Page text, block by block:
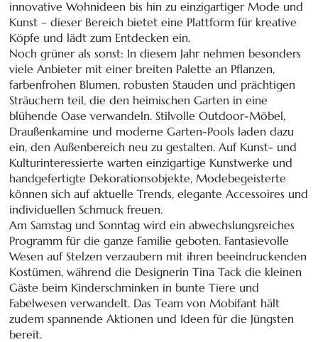
innovative Wohnideen bis hin zu einzigartiger Mode und
Kunst – dieser Bereich bietet eine Plattform für kreative
Köpfe und lädt zum Entdecken ein.
Noch grüner als sonst: In diesem Jahr nehmen besonders
viele Anbieter mit einer breiten Palette an Pflanzen,
farbenfrohen Blumen, robusten Stauden und prächtigen
Sträuchern teil, die den heimischen Garten in eine
blühende Oase verwandeln. Stilvolle Outdoor-Möbel,
Draußenkamine und moderne Garten-Pools laden dazu
ein, den Außenbereich neu zu gestalten. Auf Kunst- und
Kulturinteressierte warten einzigartige Kunstwerke und
handgefertigte Dekorationsobjekte, Modebegeisterte
können sich auf aktuelle Trends, elegante Accessoires und
individuellen Schmuck freuen.
Am Samstag und Sonntag wird ein abwechslungsreiches
Programm für die ganze Familie geboten. Fantasievolle
Wesen auf Stelzen verzaubern mit ihren beeindruckenden
Kostümen, während die Designerin Tina Tack die kleinen
Gäste beim Kinderschminken in bunte Tiere und
Fabelwesen verwandelt. Das Team von Mobifant hält
zudem spannende Aktionen und Ideen für die Jüngsten
bereit.